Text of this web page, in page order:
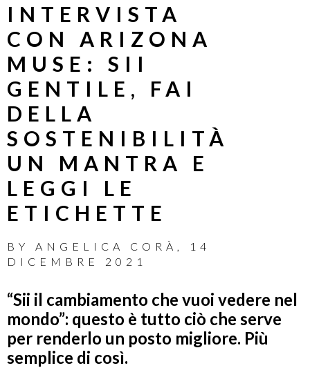
INTERVISTA
CON ARIZONA
MUSE: SII
GENTILE, FAI
DELLA
SOSTENIBILITÀ
UN MANTRA E
LEGGI LE
ETICHETTE
BY ANGELICA CORÀ
14
DICEMBRE 2021
“Sii il cambiamento che vuoi vedere nel
mondo”: questo è tutto ciò che serve
per renderlo un posto migliore. Più
semplice di così.